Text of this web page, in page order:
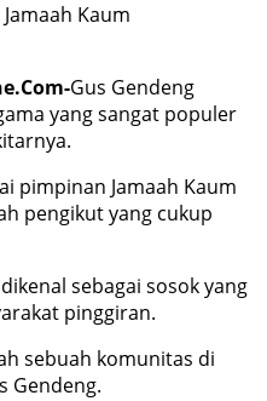
Kaum
Gus Gendeng
yang sangat populer
pimpinan Jamaah Kaum
pengikut yang cukup
sebagai sosok yang
pinggiran.
sebuah komunitas di
Gendeng.